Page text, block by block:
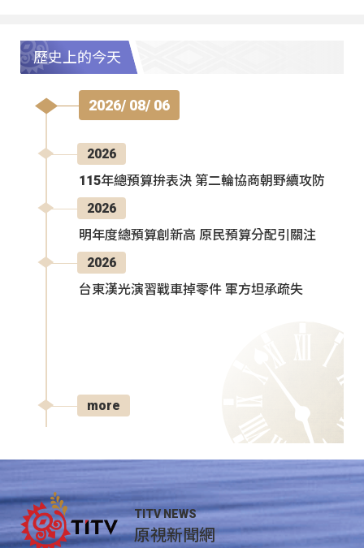
歷史上的今天
2026/ 08/ 06
2026
115年總預算拚表決 第二輪協商朝野續攻防
2026
明年度總預算創新高 原民預算分配引關注
2026
台東漢光演習戰車掉零件 軍方坦承疏失
more
TITV NEWS
原視新聞網